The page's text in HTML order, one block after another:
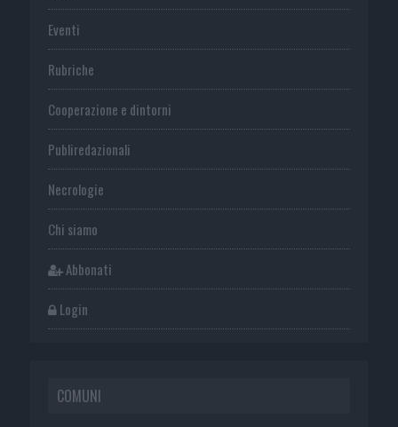
Eventi
Rubriche
Cooperazione e dintorni
Publiredazionali
Necrologie
Chi siamo
Abbonati
Login
COMUNI